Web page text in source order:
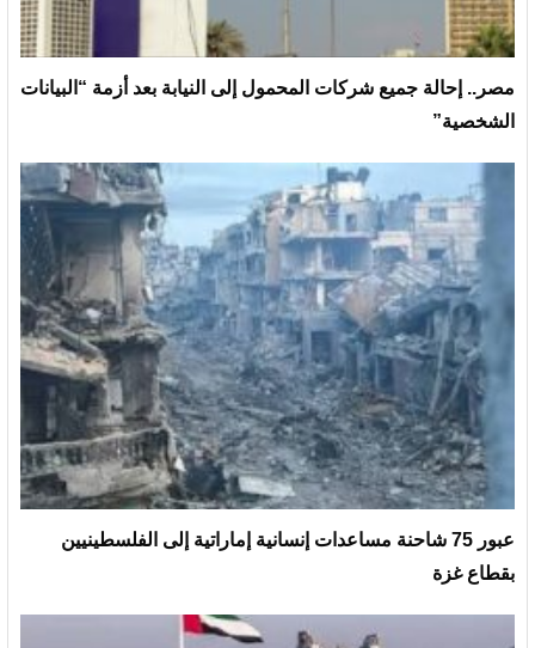
مصر.. إحالة جميع شركات المحمول إلى النيابة بعد أزمة “البيانات
الشخصية”
عبور 75 شاحنة مساعدات إنسانية إماراتية إلى الفلسطينيين
بقطاع غزة